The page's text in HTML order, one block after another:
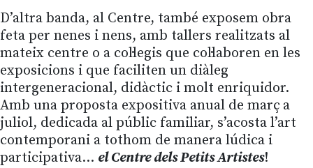
D’altra banda, al Centre, també exposem obra
feta per nenes i nens, amb tallers realitzats al
mateix centre o a col·legis que col·laboren en les
exposicions i que faciliten un diàleg
intergeneracional, didàctic i molt enriquidor.
Amb una proposta expositiva anual de març a
juliol, dedicada al públic familiar, s’acosta l’art
contemporani a tothom de manera lúdica i
participativa… el Centre dels Petits Artistes!